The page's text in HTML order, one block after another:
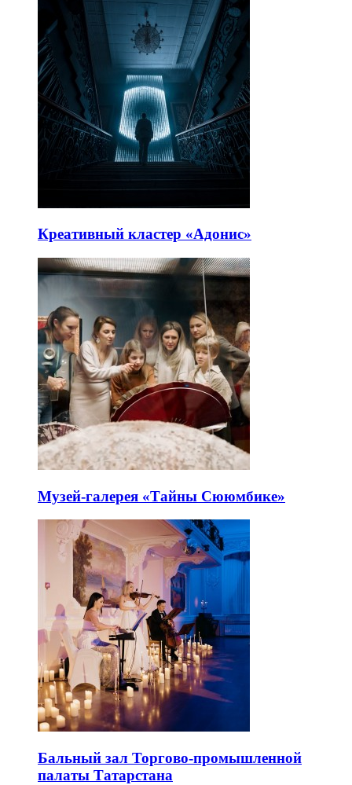
Креативный кластер «Адонис»
Музей-галерея «Тайны Сююмбике»
Бальный зал Торгово-промышленной
палаты Татарстана